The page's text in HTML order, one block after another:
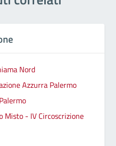
Nord
Azzurra Palermo
Misto - IV Circoscrizione